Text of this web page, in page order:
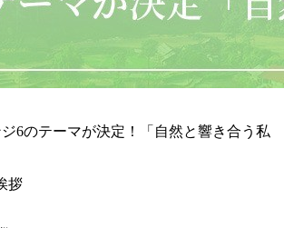
6のテーマが決定！「自然と響き合う私